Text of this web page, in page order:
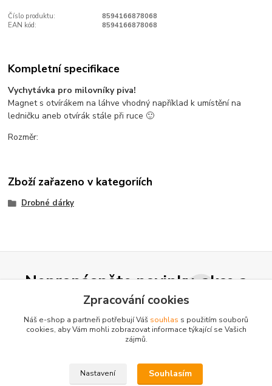
Číslo produktu:
8594166878068
EAN kód:
8594166878068
Kompletní specifikace
Vychytávka pro milovníky piva!
Magnet s otvírákem na láhve vhodný například k umístění na
ledničku aneb otvírák stále při ruce 🙂
Rozměr:
Zboží zařazeno v kategoriích
Drobné dárky
Nepropásněte novinky, akce a
slevy!
zpracováním osobních údajůza účelem rozesílky newsletteru.
Můžete se kdykoli odhlásit. Zasíláme jednou za 14 dní.
Zpracování cookies
Náš e-shop a partneři potřebují Váš souhlas s použitím souborů
cookies, aby Vám mohli zobrazovat informace týkající se Vašich
zájmů.
Nastavení Souhlasím